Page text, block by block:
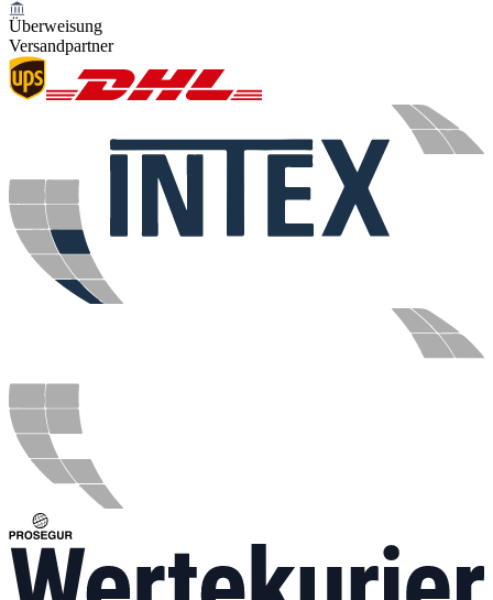
Überweisung
Versandpartner